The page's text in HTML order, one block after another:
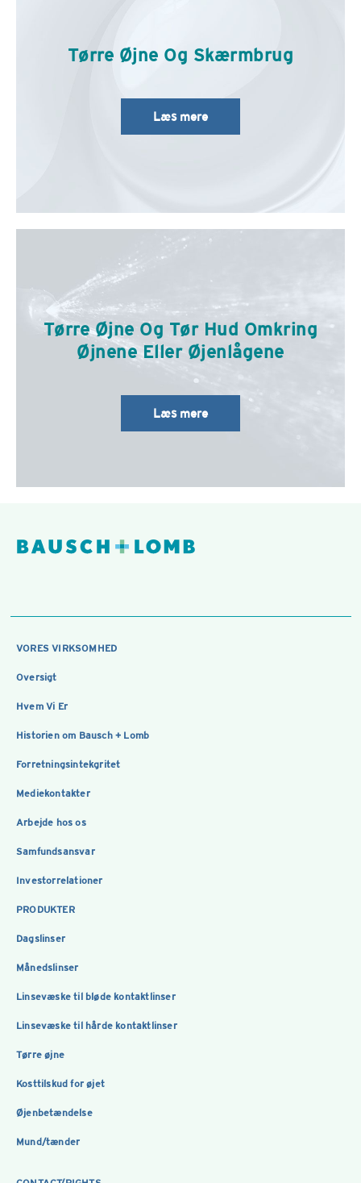
Tørre Øjne Og Skærmbrug
Læs mere
Tørre Øjne Og Tør Hud Omkring
Øjnene Eller Øjenlågene
Læs mere
VORES VIRKSOMHED
Oversigt
Hvem Vi Er
Historien om Bausch + Lomb
Forretningsintekgritet
Mediekontakter
Arbejde hos os
Samfundsansvar
Investorrelationer
PRODUKTER
Dagslinser
Månedslinser
Linsevæske til bløde kontaktlinser
Linsevæske til hårde kontaktlinser
Tørre øjne
Kosttilskud for øjet
Øjenbetændelse
Mund/tænder